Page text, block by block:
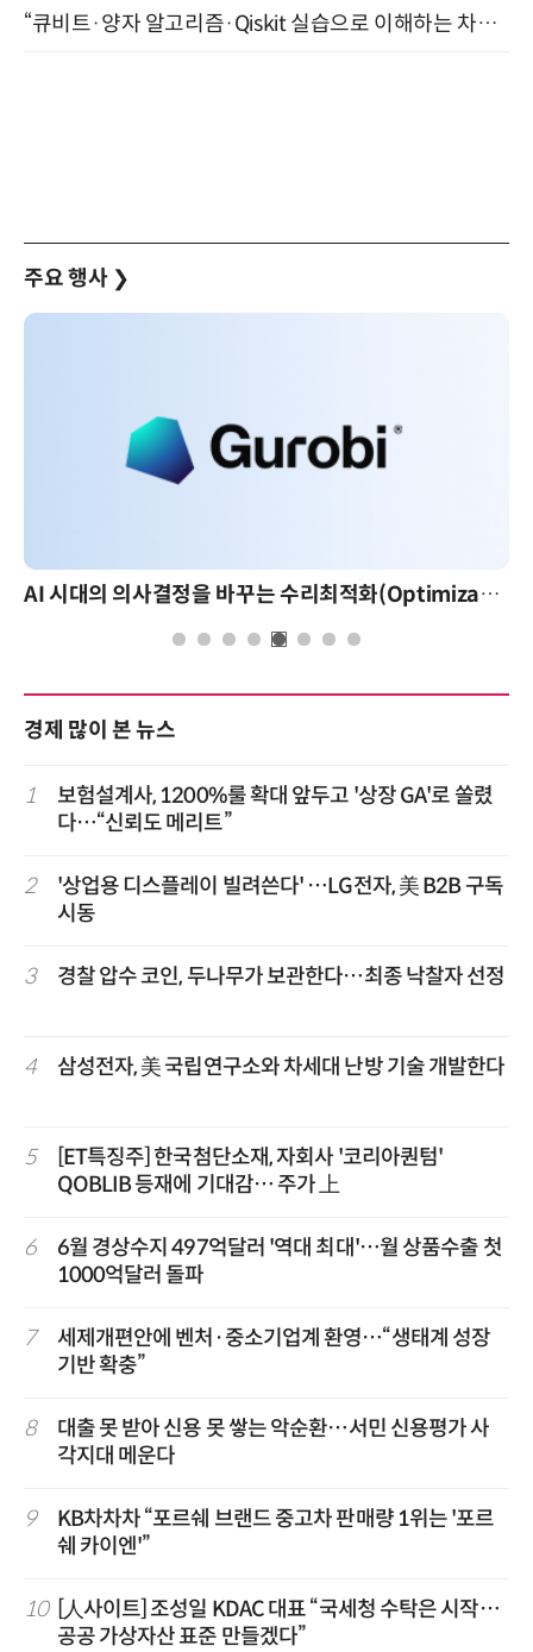
“큐비트·양자 알고리즘·Qiskit 실습으로 이해하는 차세대 컴퓨팅” (8/28)
주요 행사 ❯
AI 시대의 의사결정을 바꾸는 수리최적화(Optimization): 실제 산업 적용 사례와 활용 전략
경제 많이 본 뉴스
1
보험설계사, 1200%룰 확대 앞두고 '상장 GA'로 쏠렸
다…“신뢰도 메리트”
2
'상업용 디스플레이 빌려쓴다' …LG전자, 美 B2B 구독
시동
3 경찰 압수 코인, 두나무가 보관한다…최종 낙찰자 선정
4 삼성전자, 美 국립연구소와 차세대 난방 기술 개발한다
5
[ET특징주] 한국첨단소재, 자회사 '코리아퀀텀'
QOBLIB 등재에 기대감… 주가 上
6
6월 경상수지 497억달러 '역대 최대'…월 상품수출 첫
1000억달러 돌파
7
세제개편안에 벤처·중소기업계 환영…“생태계 성장
기반 확충”
8
대출 못 받아 신용 못 쌓는 악순환…서민 신용평가 사
각지대 메운다
9
KB차차차 “포르쉐 브랜드 중고차 판매량 1위는 '포르
쉐 카이엔'”
10
[人사이트] 조성일 KDAC 대표 “국세청 수탁은 시작…
공공 가상자산 표준 만들겠다”